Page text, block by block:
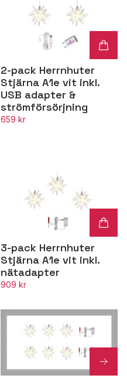
2-pack Herrnhuter
Stjärna A1e vit inkl.
USB adapter &
strömförsörjning
659 kr
3-pack Herrnhuter
Stjärna A1e vit inkl.
nätadapter
909 kr